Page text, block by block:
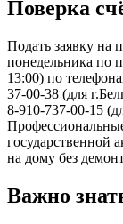
Поверка
Подать заявку на
понедельника по
13:00) по
37-00-38 (для
8-910-737-00-15
государственной
на дому без
Важно